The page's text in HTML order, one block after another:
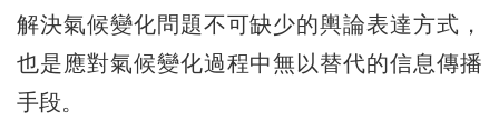
解決氣候變化問題不可缺少的輿論表達方式，
也是應對氣候變化過程中無以替代的信息傳播
手段。